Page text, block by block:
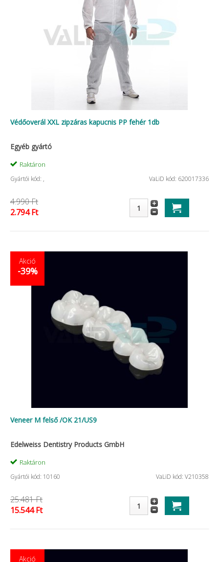
Védőoverál XXL zipzáras kapucnis PP fehér 1db
Egyéb gyártó
Raktáron
Gyártói kód: , VaLiD kód: 620017336
4.990 Ft
2.794 Ft
Akció
-39%
Veneer M felső /OK 21/US9
Edelweiss Dentistry Products GmbH
Raktáron
Gyártói kód: 10160 VaLiD kód: V210358
25.481 Ft
15.544 Ft
Akció